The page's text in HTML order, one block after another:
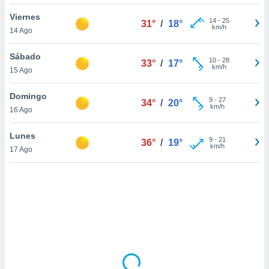
sitio
En
sean
el sitio
ni para
o
Viernes
14 Ago
31° / 18° 14- 25
km/h
Sábado
15 Ago
33° / 17° 10- 28
km/h
Domingo
16 Ago
34° / 20° 9- 27
km/h
Lunes
17 Ago
36° / 19° 9- 21
km/h